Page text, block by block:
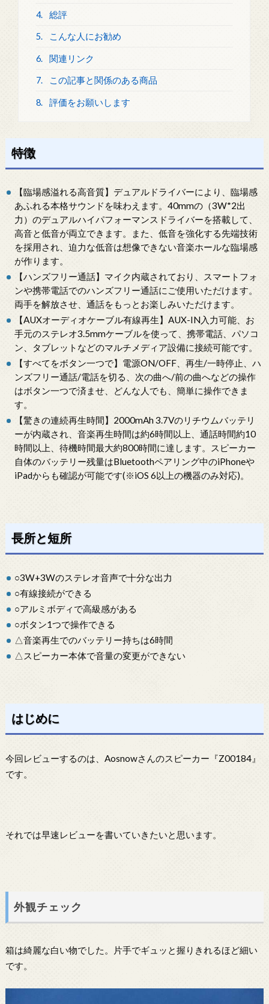
4. 総評
5. こんな人にお勧め
6. 関連リンク
7. この記事と関係のある商品
8. 評価をお願いします
特徴
【臨場感溢れる高音質】デュアルドライバーにより、臨場感
あふれる本格サウンドを味わえます。40mmの（3W*2出
力）のデュアルハイパフォーマンスドライバーを搭載して、
高音と低音が両立できます。また、低音を強化する先端技術
を採用され、迫力な低音は想像できない音楽ホールな臨場感
が作ります。
【ハンズフリー通話】マイク内蔵されており、スマートフォ
ンや携帯電話でのハンズフリー通話にご使用いただけます。
両手を解放させ、通話をもっとお楽しみいただけます。
【AUXオーディオケーブル有線再生】AUX-IN入力可能、お
手元のステレオ3.5mmケーブルを使って、携帯電話、パソコ
ン、タブレットなどのマルチメディア設備に接続可能です。
【すべてをボタン一つで】電源ON/OFF、再生/一時停止、ハ
ンズフリー通話/電話を切る、次の曲へ/前の曲へなどの操作
はボタン一つで済ませ、どんな人でも、簡単に操作できま
す。
【驚きの連続再生時間】2000mAh 3.7Vのリチウムバッテリ
ーが内蔵され、音楽再生時間は約6時間以上、通話時間約10
時間以上、待機時間最大約800時間に達します。スピーカー
自体のバッテリー残量はBluetoothペアリング中のiPhoneや
iPadからも確認が可能です(※iOS 6以上の機器のみ対応)。
長所と短所
○3W+3Wのステレオ音声で十分な出力
○有線接続ができる
○アルミボディで高級感がある
○ボタン1つで操作できる
△音楽再生でのバッテリー持ちは6時間
△スピーカー本体で音量の変更ができない
はじめに
今回レビューするのは、Aosnowさんのスピーカー『Z00184』
です。
それでは早速レビューを書いていきたいと思います。
外観チェック
箱は綺麗な白い物でした。片手でギュッと握りきれるほど細い
です。